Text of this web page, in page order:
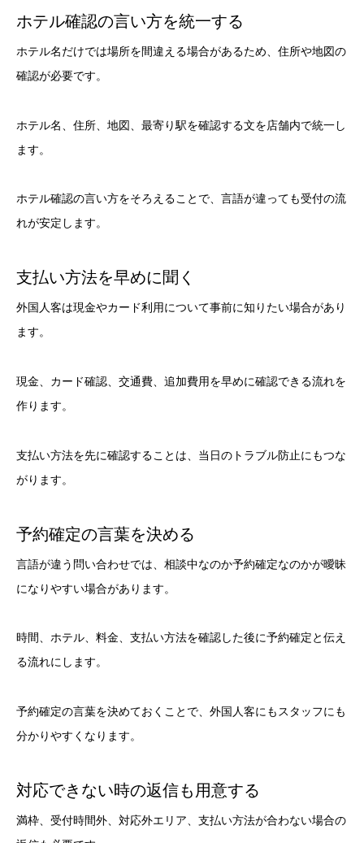
ホテル確認の言い方を統一する
ホテル名だけでは場所を間違える場合があるため、住所や地図の
確認が必要です。
ホテル名、住所、地図、最寄り駅を確認する文を店舗内で統一し
ます。
ホテル確認の言い方をそろえることで、言語が違っても受付の流
れが安定します。
支払い方法を早めに聞く
外国人客は現金やカード利用について事前に知りたい場合があり
ます。
現金、カード確認、交通費、追加費用を早めに確認できる流れを
作ります。
支払い方法を先に確認することは、当日のトラブル防止にもつな
がります。
予約確定の言葉を決める
言語が違う問い合わせでは、相談中なのか予約確定なのかが曖昧
になりやすい場合があります。
時間、ホテル、料金、支払い方法を確認した後に予約確定と伝え
る流れにします。
予約確定の言葉を決めておくことで、外国人客にもスタッフにも
分かりやすくなります。
対応できない時の返信も用意する
満枠、受付時間外、対応外エリア、支払い方法が合わない場合の